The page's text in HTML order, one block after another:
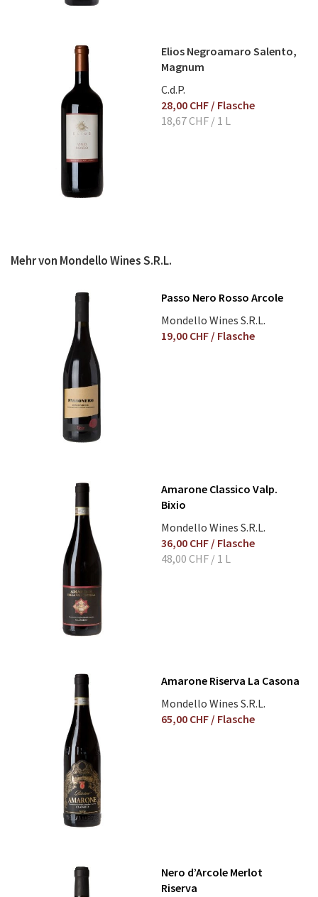
Elios Negroamaro Salento,
Magnum
C.d.P.
28,00 CHF / Flasche
18,67 CHF / 1 L
Mehr von Mondello Wines S.R.L.
Passo Nero Rosso Arcole
Mondello Wines S.R.L.
19,00 CHF / Flasche
Amarone Classico Valp.
Bixio
Mondello Wines S.R.L.
36,00 CHF / Flasche
48,00 CHF / 1 L
Amarone Riserva La Casona
Mondello Wines S.R.L.
65,00 CHF / Flasche
Nero d’Arcole Merlot
Riserva